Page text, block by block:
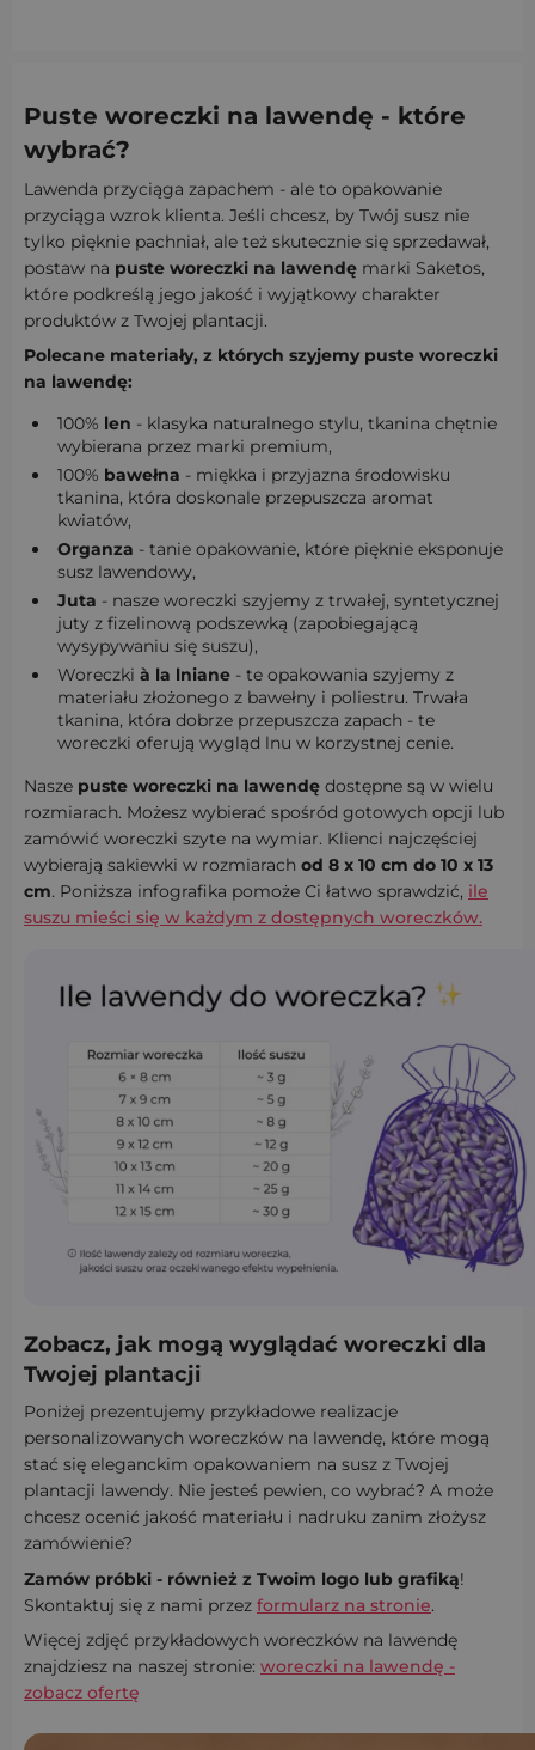
Puste woreczki na lawendę - które
wybrać?
Lawenda przyciąga zapachem - ale to opakowanie
przyciąga wzrok klienta. Jeśli chcesz, by Twój susz nie
tylko pięknie pachniał, ale też skutecznie się sprzedawał,
postaw na puste woreczki na lawendę marki Saketos,
które podkreślą jego jakość i wyjątkowy charakter
produktów z Twojej plantacji.
Polecane materiały, z których szyjemy puste woreczki
na lawendę:
100% len - klasyka naturalnego stylu, tkanina chętnie
wybierana przez marki premium,
100% bawełna - miękka i przyjazna środowisku
tkanina, która doskonale przepuszcza aromat
kwiatów,
Organza - tanie opakowanie, które pięknie eksponuje
susz lawendowy,
Juta - nasze woreczki szyjemy z trwałej, syntetycznej
juty z fizelinową podszewką (zapobiegającą
wysypywaniu się suszu),
Woreczki à la lniane- te opakowania szyjemy z
materiału złożonego z bawełny i poliestru. Trwała
tkanina, która dobrze przepuszcza zapach - te
woreczki oferują wygląd lnu w korzystnej cenie.
Nasze puste woreczki na lawendę dostępne są w wielu
rozmiarach. Możesz wybierać spośród gotowych opcji lub
zamówić woreczki szyte na wymiar. Klienci najczęściej
wybierają sakiewki w rozmiarach od 8 x 10 cm do 10 x 13
cm. Poniższa infografika pomoże Ci łatwo sprawdzić, ile
suszu mieści się w każdym z dostępnych woreczków.
Zobacz, jak mogą wyglądać woreczki dla
Twojej plantacji
Poniżej prezentujemy przykładowe realizacje
personalizowanych woreczków na lawendę, które mogą
stać się eleganckim opakowaniem na susz z Twojej
plantacji lawendy. Nie jesteś pewien, co wybrać? A może
chcesz ocenić jakość materiału i nadruku zanim złożysz
zamówienie?
Zamów próbki - również z Twoim logo lub grafiką!
Skontaktuj się z nami przez formularz na stronie.
Więcej zdjęć przykładowych woreczków na lawendę
znajdziesz na naszej stronie: woreczki na lawendę -
zobacz ofertę